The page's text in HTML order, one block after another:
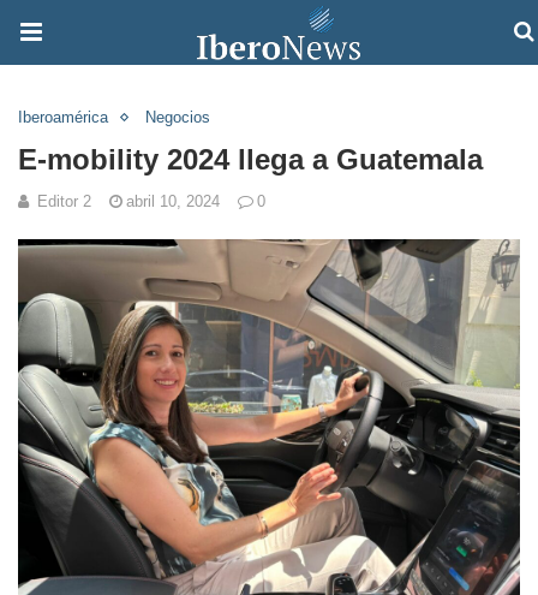
Iberoamérica Negocios
E-mobility 2024 llega a Guatemala
Editor 2 abril 10, 2024 0